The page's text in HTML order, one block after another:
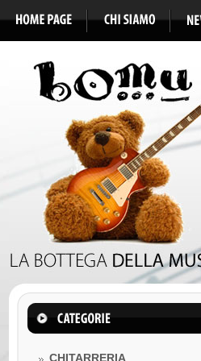
CHITARRERIA